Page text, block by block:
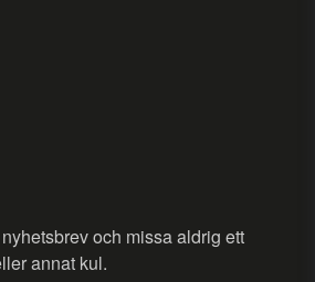
och missa aldrig ett
annat kul.